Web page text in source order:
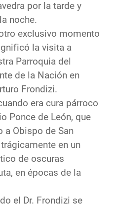
por la tarde y
noche.
exclusivo momento
la visita a
Parroquia del
de la Nación en
Frondizi.
era cura párroco
Ponce de León, que
a Obispo de San
en un
de oscuras
en épocas de la
el Dr. Frondizi se